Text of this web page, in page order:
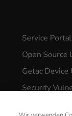
Service Portal
Open Source
Getac
Security